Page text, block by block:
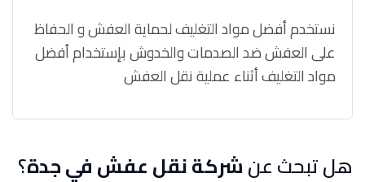
نستخدم أفضل مواد التغليف لحماية العفش و الحفاظ
على العفش ضد الصدمات والخدوش بإستخدام أفضل
مواد التغليف أثناء عملية نقل العفش
هل تبحث عنشركة نقل عفش في جدة؟